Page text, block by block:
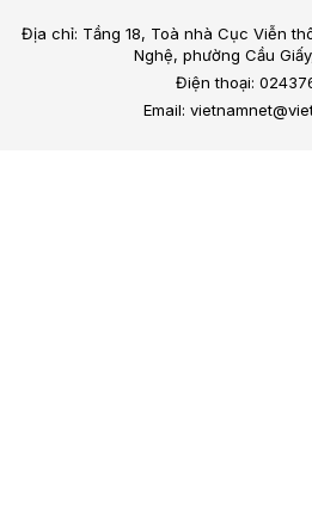
Địa chỉ: Tầng 18, Toà nhà Cục Viễn
Nghệ, phường Cầu
Điện thoại:
Email: